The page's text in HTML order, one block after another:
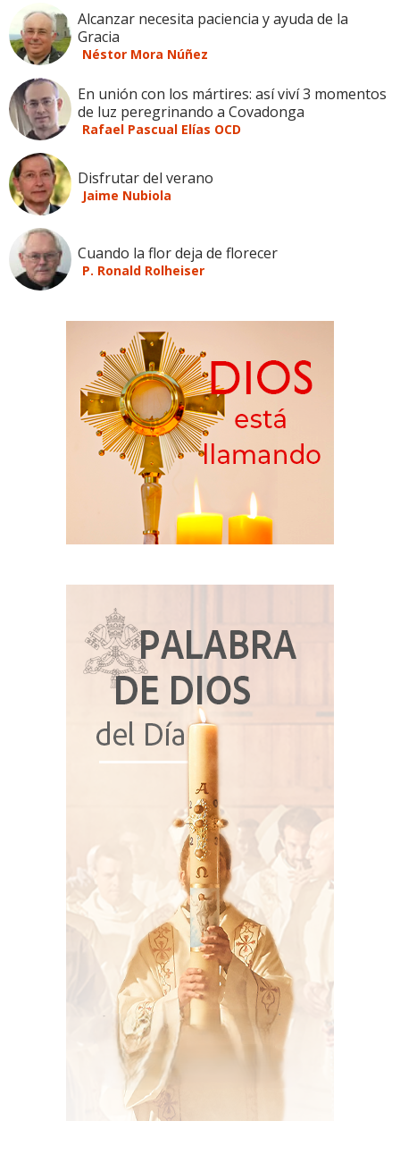
Alcanzar necesita paciencia y ayuda de la
Gracia
Néstor Mora Núñez
En unión con los mártires: así viví 3 momentos
de luz peregrinando a Covadonga
Rafael Pascual Elías OCD
Disfrutar del verano
Jaime Nubiola
Cuando la flor deja de florecer
P. Ronald Rolheiser